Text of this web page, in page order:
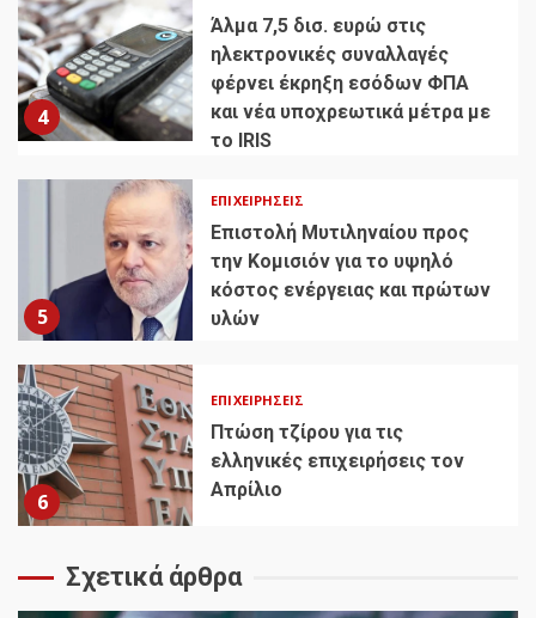
4
Άλμα 7,5 δισ. ευρώ στις
ηλεκτρονικές συναλλαγές
φέρνει έκρηξη εσόδων ΦΠΑ
και νέα υποχρεωτικά μέτρα με
το IRIS
5
ΕΠΙΧΕΙΡΉΣΕΙΣ
Επιστολή Μυτιληναίου προς
την Κομισιόν για το υψηλό
κόστος ενέργειας και πρώτων
υλών
6
ΕΠΙΧΕΙΡΉΣΕΙΣ
Πτώση τζίρου για τις
ελληνικές επιχειρήσεις τον
Απρίλιο
Σχετικά άρθρα